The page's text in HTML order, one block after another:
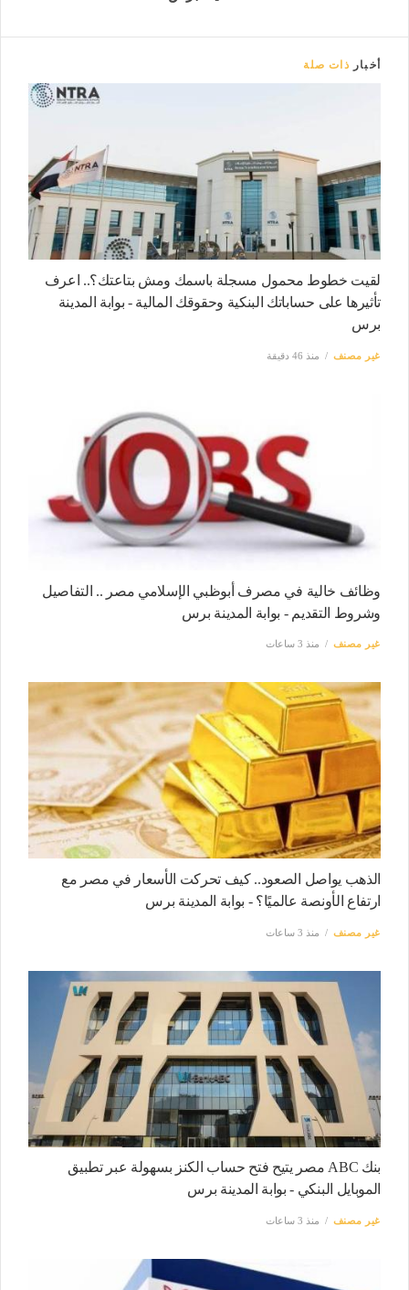
أخبار ذات صلة
لقيت خطوط محمول مسجلة باسمك ومش بتاعتك؟.. اعرف
تأثيرها على حساباتك البنكية وحقوقك المالية - بوابة المدينة
برس
غير مصنف منذ 46 دقيقة
وظائف خالية في مصرف أبوظبي الإسلامي مصر .. التفاصيل
وشروط التقديم - بوابة المدينة برس
غير مصنف منذ 3 ساعات
الذهب يواصل الصعود.. كيف تحركت الأسعار في مصر مع
ارتفاع الأونصة عالميًا؟ - بوابة المدينة برس
غير مصنف منذ 3 ساعات
بنك ABC مصر يتيح فتح حساب الكنز بسهولة عبر تطبيق
الموبايل البنكي - بوابة المدينة برس
غير مصنف منذ 3 ساعات